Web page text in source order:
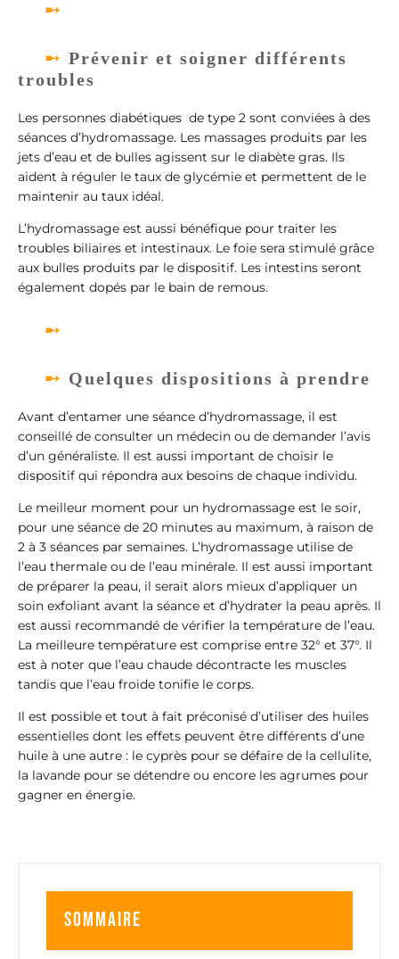
Prévenir et soigner différents
troubles
Les personnes diabétiques de type 2 sont conviées à des
séances d’hydromassage. Les massages produits par les
jets d’eau et de bulles agissent sur le diabète gras. Ils
aident à réguler le taux de glycémie et permettent de le
maintenir au taux idéal.
L’hydromassage est aussi bénéfique pour traiter les
troubles biliaires et intestinaux. Le foie sera stimulé grâce
aux bulles produits par le dispositif. Les intestins seront
également dopés par le bain de remous.
Quelques dispositions à prendre
Avant d’entamer une séance d’hydromassage, il est
conseillé de consulter un médecin ou de demander l’avis
d’un généraliste. Il est aussi important de choisir le
dispositif qui répondra aux besoins de chaque individu.
Le meilleur moment pour un hydromassage est le soir,
pour une séance de 20 minutes au maximum, à raison de
2 à 3 séances par semaines. L’hydromassage utilise de
l’eau thermale ou de l’eau minérale. Il est aussi important
de préparer la peau, il serait alors mieux d’appliquer un
soin exfoliant avant la séance et d’hydrater la peau après. Il
est aussi recommandé de vérifier la température de l’eau.
La meilleure température est comprise entre 32° et 37°. Il
est à noter que l’eau chaude décontracte les muscles
tandis que l’eau froide tonifie le corps.
Il est possible et tout à fait préconisé d’utiliser des huiles
essentielles dont les effets peuvent être différents d’une
huile à une autre : le cyprès pour se défaire de la cellulite,
la lavande pour se détendre ou encore les agrumes pour
gagner en énergie.
Sommaire